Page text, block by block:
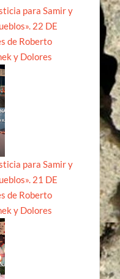
para Samir y
22 DE
de Roberto
y Dolores
para Samir y
21 DE
de Roberto
y Dolores